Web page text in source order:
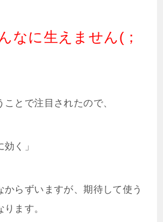
なに生えません(；
とで注目されたので、
く」
からずいますが、期待して使う
ます。